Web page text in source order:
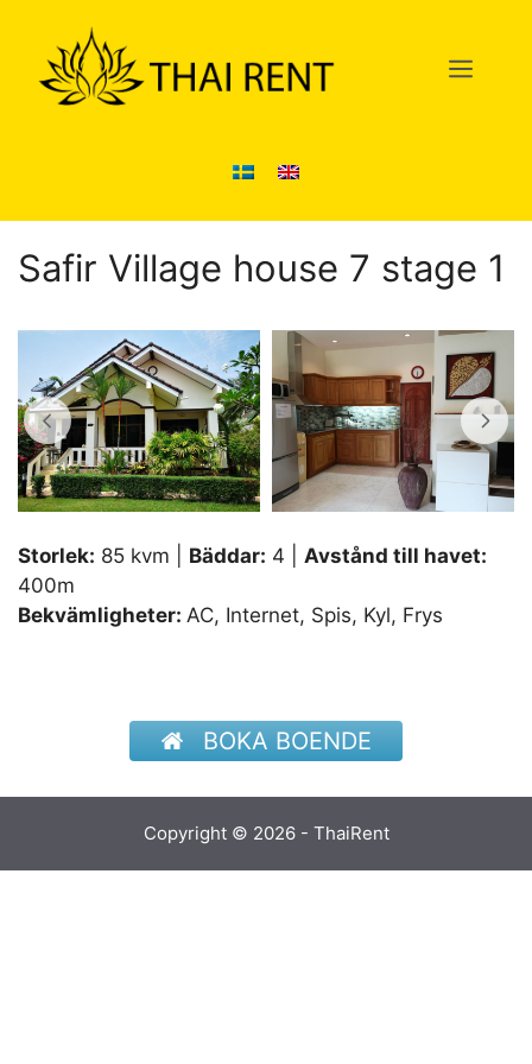
innehåll
Safir Village house 7 stage 1
Storlek: 85 kvm | Bäddar: 4 | Avstånd till havet:
400m
Bekvämligheter: AC, Internet, Spis, Kyl, Frys
BOKA BOENDE
Copyright © 2026 - ThaiRent